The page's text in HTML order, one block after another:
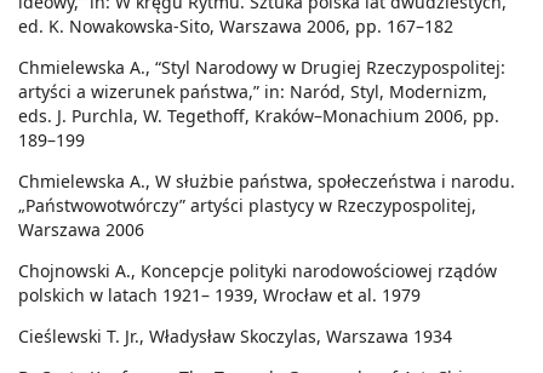
ed. K. Nowakowska-Sito, Warszawa 2006, pp. 167–182
Chmielewska A., “Styl Narodowy w Drugiej Rzeczypospolitej:
artyści a wizerunek państwa,” in: Naród, Styl, Modernizm,
eds. J. Purchla, W. Tegethoff, Kraków–Monachium 2006, pp.
189–199
Chmielewska A., W służbie państwa, społeczeństwa i narodu.
„Państwowotwórczy” artyści plastycy w Rzeczypospolitej,
Warszawa 2006
Chojnowski A., Koncepcje polityki narodowościowej rządów
polskich w latach 1921– 1939, Wrocław et al. 1979
Cieślewski T. Jr., Władysław Skoczylas, Warszawa 1934